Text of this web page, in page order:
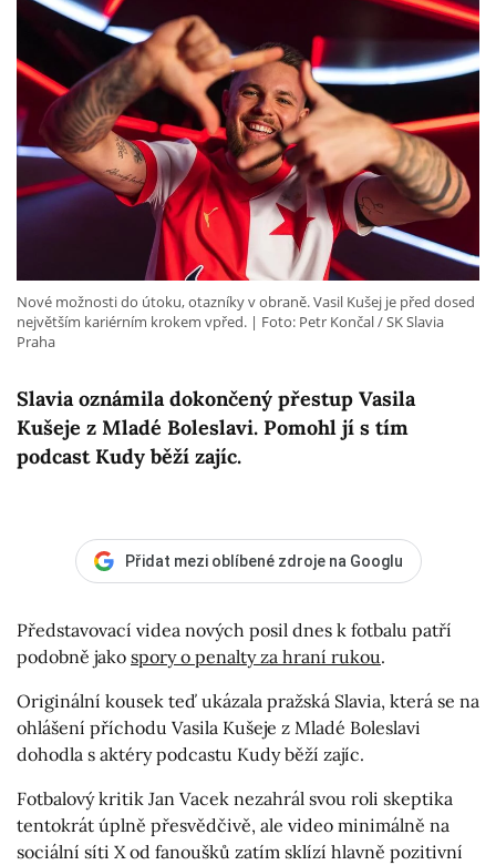
Slavia oznámila dokončený přestup Vasila
Kušeje z Mladé Boleslavi. Pomohl jí s tím
podcast Kudy běží zajíc.
Nové možnosti do útoku, otazníky v obraně. Vasil Kušej je před dosed
největším kariérním krokem vpřed.
Foto: Petr Končal / SK Slavia
Praha
Přidat mezi oblíbené zdroje na Googlu
Představovací videa nových posil dnes k fotbalu patří
podobně jako spory o penalty za hraní rukou.
Originální kousek teď ukázala pražská Slavia, která se na
ohlášení příchodu Vasila Kušeje z Mladé Boleslavi
dohodla s aktéry podcastu Kudy běží zajíc.
Fotbalový kritik Jan Vacek nezahrál svou roli skeptika
tentokrát úplně přesvědčivě, ale video minimálně na
sociální síti X od fanoušků zatím sklízí hlavně pozitivní